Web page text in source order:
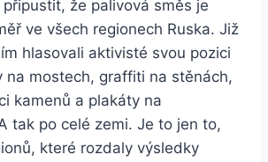
že palivová směs je
ve všech regionech Ruska. Již
hlasovali aktivisté svou pozici
na mostech, graffiti na stěnách,
kamenů a plakáty na
tak po celé zemi. Je to jen to,
které rozdaly výsledky